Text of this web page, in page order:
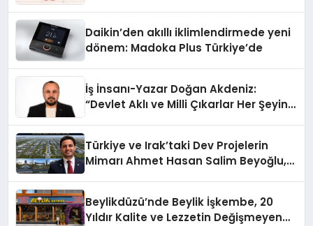
Daikin’den akıllı iklimlendirmede yeni
dönem: Madoka Plus Türkiye’de
İş İnsanı-Yazar Doğan Akdeniz:
“Devlet Aklı ve Milli Çıkarlar Her Şeyin
Türkiye ve Irak’taki Dev Projelerin
Mimarı Ahmet Hasan Salim Beyoğlu,
Hayata Geçirecek
Beylikdüzü’nde Beylik İşkembe, 20
Yıldır Kalite ve Lezzetin Değişmeyen